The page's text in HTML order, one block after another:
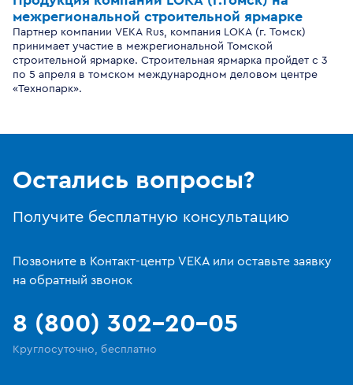
межрегиональной строительной ярмарке
Партнер компании VEKA Rus, компания LOKA (г. Томск)
принимает участие в межрегиональной Томской
строительной ярмарке. Строительная ярмарка пройдет с 3
по 5 апреля в томском международном деловом центре
«Технопарк».
Остались вопросы?
Получите бесплатную консультацию
Позвоните в Контакт-центр VEKA или оставьте заявку
на обратный звонок
8 (800) 302-20-05
Круглосуточно, бесплатно